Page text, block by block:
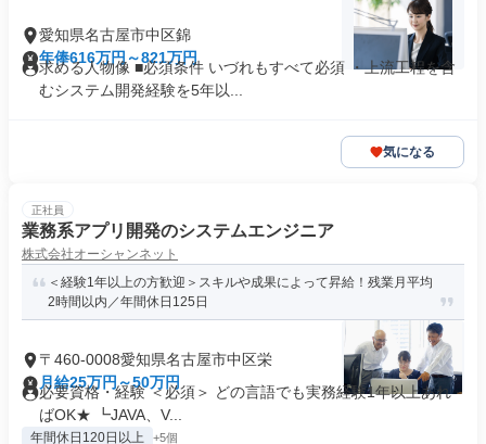
愛知県名古屋市中区錦
年俸616万円～821万円
求める人物像 ■必須条件 いづれもすべて必須 ・上流工程を含
むシステム開発経験を5年以...
気になる
正社員
業務系アプリ開発のシステムエンジニア
株式会社オーシャンネット
＜経験1年以上の方歓迎＞スキルや成果によって昇給！残業月平均
2時間以内／年間休日125日
〒460-0008愛知県名古屋市中区栄
月給25万円～50万円
必要資格・経験 ＜必須＞ どの言語でも実務経験1年以上あれ
ばOK★ ┗JAVA、V...
年間休日120日以上 +5個